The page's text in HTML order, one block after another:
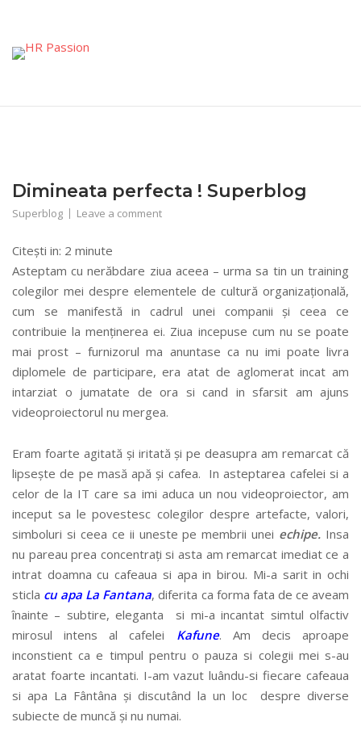
content
Dimineata perfecta ! Superblog
Superblog Leave a comment
Citești in: 2 minute
Asteptam cu nerăbdare ziua aceea – urma sa tin un training
colegilor mei despre elementele de cultură organizațională,
cum se manifestă in cadrul unei companii și ceea ce
contribuie la menținerea ei. Ziua incepuse cum nu se poate
mai prost – furnizorul ma anuntase ca nu imi poate livra
diplomele de participare, era atat de aglomerat incat am
intarziat o jumatate de ora si cand in sfarsit am ajuns
videoproiectorul nu mergea.
Eram foarte agitată și iritată și pe deasupra am remarcat că
lipsește de pe masă apă și cafea. In asteptarea cafelei si a
celor de la IT care sa imi aduca un nou videoproiector, am
inceput sa le povestesc colegilor despre artefacte, valori,
simboluri si ceea ce ii uneste pe membrii unei echipe. Insa
nu pareau prea concentrați si asta am remarcat imediat ce a
intrat doamna cu cafeaua si apa in birou. Mi-a sarit in ochi
sticla cu apa La Fantana, diferita ca forma fata de ce aveam
înainte – subtire, eleganta si mi-a incantat simtul olfactiv
mirosul intens al cafelei Kafune. Am decis aproape
inconstient ca e timpul pentru o pauza si colegii mei s-au
aratat foarte incantati. I-am vazut luându-si fiecare cafeaua
si apa La Fântâna și discutând la un loc despre diverse
subiecte de muncă și nu numai.